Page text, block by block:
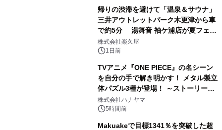
帰りの渋滞を避けて「温泉＆サウナ」
三井アウトレットパーク木更津から車
で約5分 湯舞音 袖ケ浦店が夏フェア
メニューを提供
株式会社楽久屋
1日前
TVアニメ『ONE PIECE』の名シーン
を自分の手で解き明かす！ メタル製立
体パズル3種が登場！ ～ストーリーと
ギミックが融合した 大人の体験型パズ
ルが8月7日(金)12時より先行予約受付
株式会社ハナヤマ
5時間前
Makuakeで目標1341％を突破した超